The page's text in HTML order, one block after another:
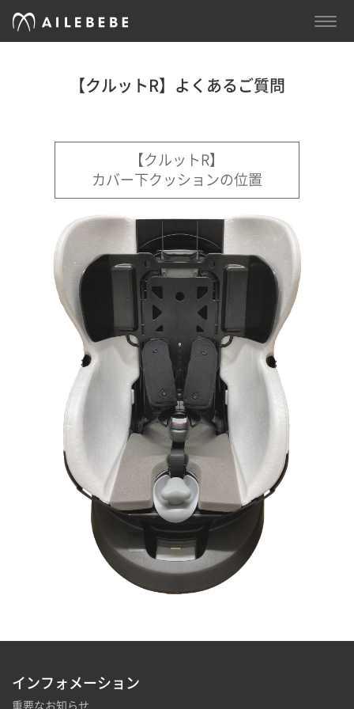
【クルットR】よくあるご質問
【クルットR】
カバー下クッションの位置
インフォメーション
重要なお知らせ